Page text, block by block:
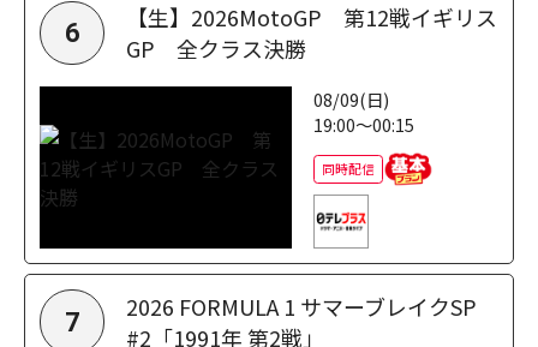
6
【生】2026MotoGP 第12戦イギリス
GP 全クラス決勝
08/09(日)
19:00～00:15
同時配信
7
2026 FORMULA 1 サマーブレイクSP
#2「1991年 第2戦」